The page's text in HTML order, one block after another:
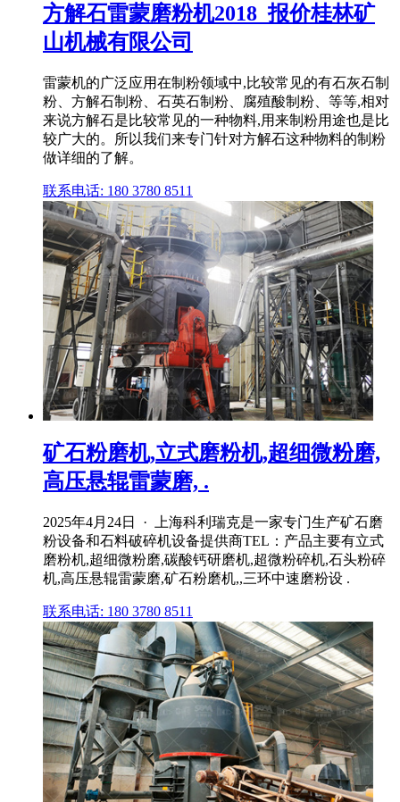
方解石雷蒙磨粉机2018_报价桂林矿
山机械有限公司
雷蒙机的广泛应用在制粉领域中,比较常见的有石灰石制
粉、方解石制粉、石英石制粉、腐殖酸制粉、等等,相对
来说方解石是比较常见的一种物料,用来制粉用途也是比
较广大的。所以我们来专门针对方解石这种物料的制粉
做详细的了解。
联系电话: 180 3780 8511
矿石粉磨机,立式磨粉机,超细微粉磨,
高压悬辊雷蒙磨, .
2025年4月24日 · 上海科利瑞克是一家专门生产矿石磨
粉设备和石料破碎机设备提供商TEL：产品主要有立式
磨粉机,超细微粉磨,碳酸钙研磨机,超微粉碎机,石头粉碎
机,高压悬辊雷蒙磨,矿石粉磨机,,三环中速磨粉设 .
联系电话: 180 3780 8511